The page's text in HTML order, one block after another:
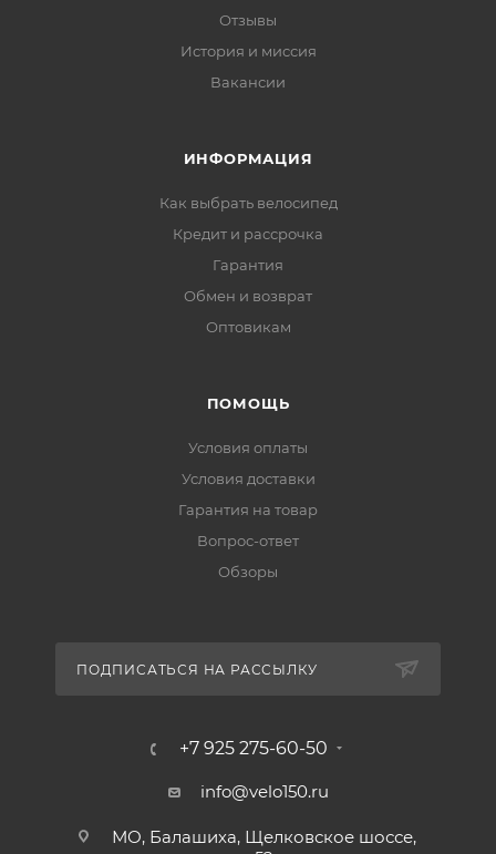
Отзывы
История и миссия
Вакансии
ИНФОРМАЦИЯ
Как выбрать велосипед
Кредит и рассрочка
Гарантия
Обмен и возврат
Оптовикам
ПОМОЩЬ
Условия оплаты
Условия доставки
Гарантия на товар
Вопрос-ответ
Обзоры
ПОДПИСАТЬСЯ НА РАССЫЛКУ
+7 925 275-60-50
info@velo150.ru
МО, Балашиха, Щелковское шоссе,